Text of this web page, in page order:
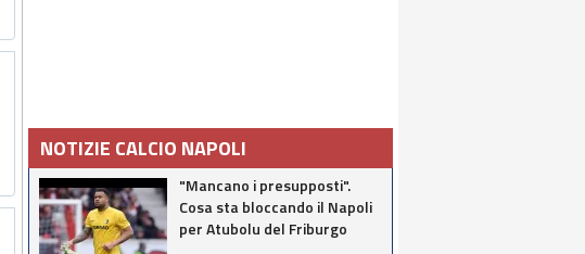
NOTIZIE CALCIO NAPOLI
"Mancano i presupposti".
Cosa sta bloccando il Napoli
per Atubolu del Friburgo